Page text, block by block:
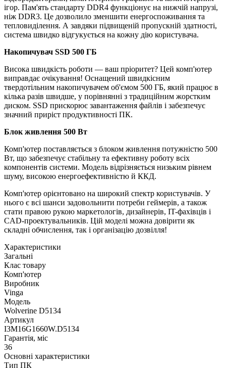
ігор. Пам'ять стандарту DDR4 функціонує на нижчій напрузі,
ніж DDR3. Це дозволило зменшити енергоспоживання та
тепловиділення. А завдяки підвищеній пропускній здатності,
система швидко відгукується на кожну дію користувача.
Накопичувач SSD 500 ГБ
Висока швидкість роботи — ваш пріоритет? Цей комп'ютер
виправдає очікування! Оснащений швидкісним
твердотільним накопичувачем об'ємом 500 ГБ, який працює в
кілька разів швидше, у порівнянні з традиційним жорстким
диском. SSD прискорює завантаження файлів і забезпечує
значний приріст продуктивності ПК.
Блок живлення 500 Вт
Комп'ютер поставляється з блоком живлення потужністю 500
Вт, що забезпечує стабільну та ефективну роботу всіх
компонентів системи. Модель відрізняється низьким рівнем
шуму, високою енергоефективністю й ККД.
Комп'ютер орієнтовано на широкий спектр користувачів. У
нього є всі шанси задовольнити потреби геймерів, а також
стати правою рукою маркетологів, дизайнерів, IT-фахівців і
CAD-проектувальників. Цій моделі можна довірити як
складні обчислення, так і організацію дозвілля!
Характеристики
Загальні
Клас товару
Комп'ютер
Виробник
Vinga
Модель
Wolverine D5134
Артикул
I3M16G1660W.D5134
Гарантія, міс
36
Основні характеристики
Тип ПК